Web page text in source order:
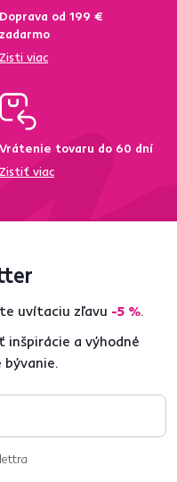
Doprava od 199 €
zadarmo
Zisti viac
Vrátenie tovaru do 60 dní
Zistiť viac
uvítaciu zľavu -5 %.
inšpirácie a výhodné
bývanie.